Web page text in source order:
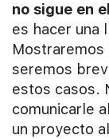
no sigue en
es hacer una
Mostraremos
seremos
estos casos.
comunicarle
un proyecto